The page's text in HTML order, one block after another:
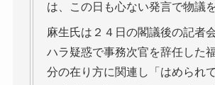
は、この日も心ない発言で物議
麻生氏は２４日の閣議後の記者
ハラ疑惑で事務次官を辞任した
分の在り方に関連し「はめられ